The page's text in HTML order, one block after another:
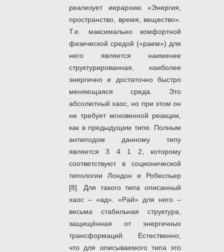
реализует иерархию «Энергия,
пространство, время, вещество».
Т.е. максимально комфортной
физической средой («раем») для
него является наименее
структурированная, наиболее
энергично и достаточно быстро
меняющаяся среда. Это
абсолютный хаос, но при этом он
не требует мгновенной реакции,
как в предыдущем типе. Полным
антиподом данному типу
является 3 4 1 2, которому
соответствуют в соционической
типологии Лондон и Робеспьер
[8]. Для такого типа описанный
хаос – «ад». «Рай» для него –
весьма стабильная структура,
защищённая от энергичных
трансформаций. Естественно,
что для описываемого типа это